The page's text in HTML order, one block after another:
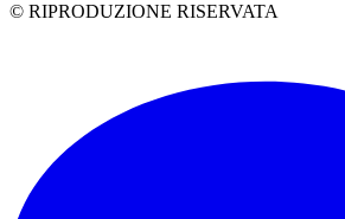
© RIPRODUZIONE RISERVATA